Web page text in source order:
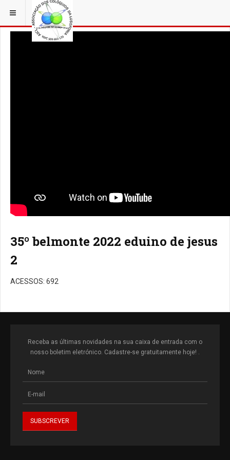
ESTÁ EM... 3 COLÓQUIOS
35º belmonte 2022 eduino de jesus
2
ACESSOS: 692
Receba as últimas novidades na sua caixa de entrada com o
nosso boletim eletrónico. Cadastre-se gratuitamente hoje! .